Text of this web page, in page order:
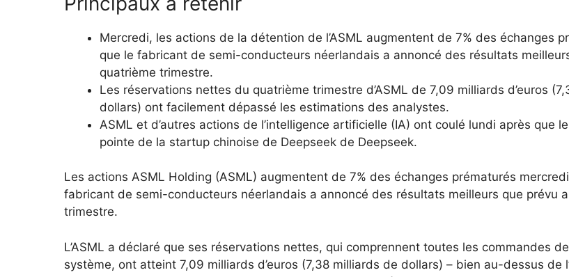
Mercredi, les actions de la détention de l’ASML augmentent de 7% des échanges
que le fabricant de semi-conducteurs néerlandais a annoncé des résultats
quatrième trimestre.
Les réservations nettes du quatrième trimestre d’ASML de 7,09 milliards d’euros
dollars) ont facilement dépassé les estimations des analystes.
ASML et d’autres actions de l’intelligence artificielle (IA) ont coulé lundi après que
pointe de la startup chinoise de Deepseek de Deepseek.
Les actions ASML Holding (ASML) augmentent de 7% des échanges prématurés
fabricant de semi-conducteurs néerlandais a annoncé des résultats meilleurs que prévu
trimestre.
L’ASML a déclaré que ses réservations nettes, qui comprennent toutes les commandes
système, ont atteint 7,09 milliards d’euros (7,38 milliards de dollars) – bien au-dessus de